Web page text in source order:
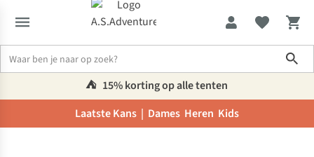
⛺️ 15% korting op alle tenten
Laatste Kans | Dames Heren Kids